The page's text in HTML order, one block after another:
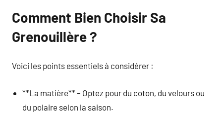
Comment Bien Choisir Sa
Grenouillère ?
Voici les points essentiels à considérer :
**La matière** – Optez pour du coton, du velours ou
du polaire selon la saison.